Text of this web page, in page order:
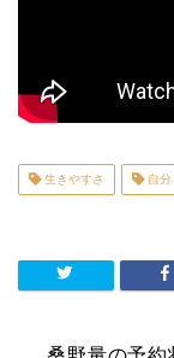
生きやすさ 自分